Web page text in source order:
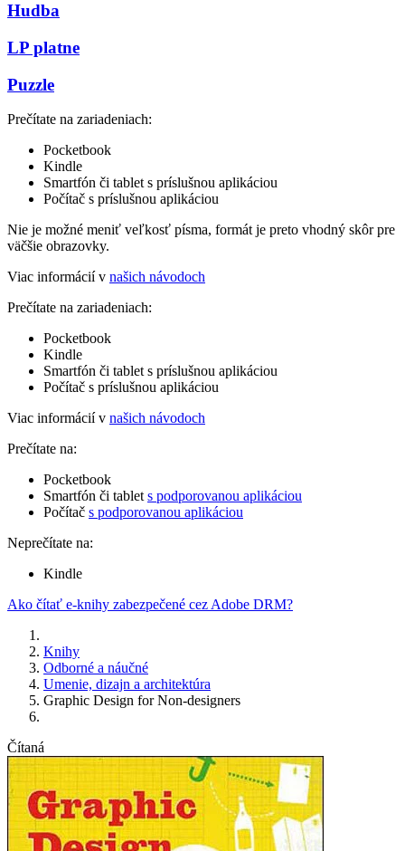
Hudba
LP platne
Puzzle
Prečítate na zariadeniach:
Pocketbook
Kindle
Smartfón či tablet s príslušnou aplikáciou
Počítač s príslušnou aplikáciou
Nie je možné meniť veľkosť písma, formát je preto vhodný skôr pre
väčšie obrazovky.
Viac informácií v našich návodoch
Prečítate na zariadeniach:
Pocketbook
Kindle
Smartfón či tablet s príslušnou aplikáciou
Počítač s príslušnou aplikáciou
Viac informácií v našich návodoch
Prečítate na:
Pocketbook
Smartfón či tablet s podporovanou aplikáciou
Počítač s podporovanou aplikáciou
Neprečítate na:
Kindle
Ako čítať e-knihy zabezpečené cez Adobe DRM?
Knihy
Odborné a náučné
Umenie, dizajn a architektúra
Graphic Design for Non-designers
Čítaná